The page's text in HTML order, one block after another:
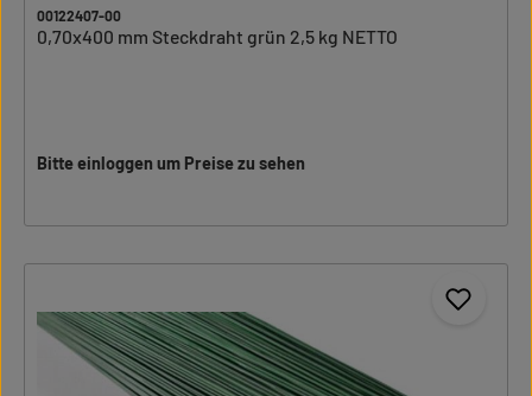
00122407-00
0,70x400 mm Steckdraht grün 2,5 kg NETTO
Bitte einloggen um Preise zu sehen